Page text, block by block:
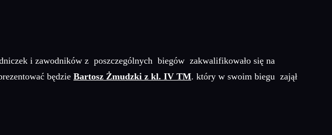
i zawodników z poszczególnych biegów zakwalifikowało się na
będzie Bartosz Żmudzki z kl. IV TM. który w swoim biegu zajął